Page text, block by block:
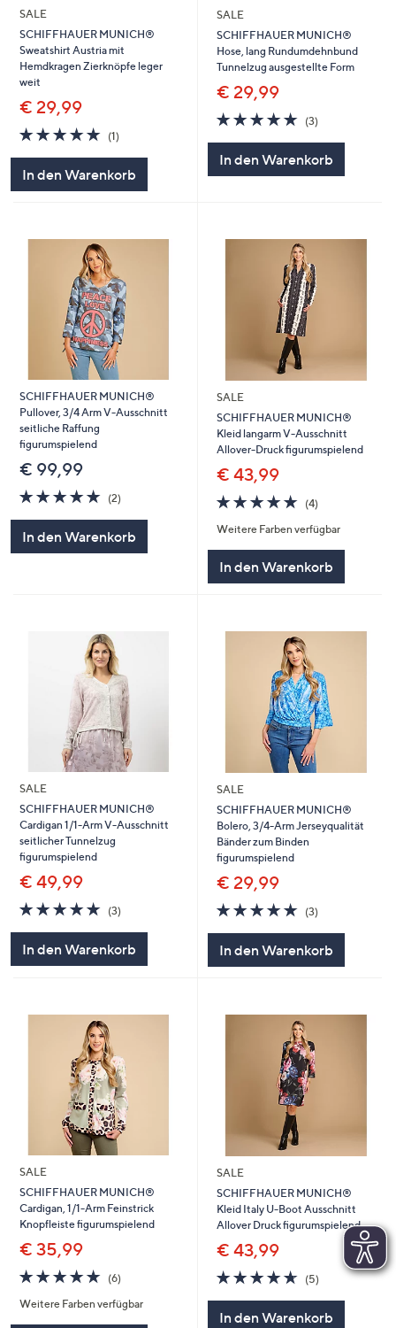
SALE
SCHIFFHAUER MUNICH®
Sweatshirt Austria mit
Hemdkragen Zierknöpfe leger
weit
€ 29,99
5.0
von
(1)1
In den Warenkorb
SALE
SCHIFFHAUER MUNICH®
Hose, lang Rundumdehnbund
Tunnelzug ausgestellte Form
€ 29,99
5.0
von
(3)3
In den Warenkorb
SCHIFFHAUER MUNICH®
Pullover, 3/4 Arm V-Ausschnitt
seitliche Raffung
figurumspielend
€ 99,99
5.0
von
(2)2
In den Warenkorb
SALE
SCHIFFHAUER MUNICH®
Kleid langarm V-Ausschnitt
Allover-Druck figurumspielend
€ 43,99
4.8
von
5
(4)4
Weitere Farben verfügbar
In den Warenkorb
SALE
SCHIFFHAUER MUNICH®
Cardigan 1/1-Arm V-Ausschnitt
seitlicher Tunnelzug
figurumspielend
€ 49,99
4.7
von
(3)3
In den Warenkorb
SALE
SCHIFFHAUER MUNICH®
Bolero, 3/4-Arm Jerseyqualität
Bänder zum Binden
figurumspielend
€ 29,99
4.7
von
(3)3
In den Warenkorb
SALE
SCHIFFHAUER MUNICH®
Cardigan, 1/1-Arm Feinstrick
Knopfleiste figurumspielend
€ 35,99
4.7
von
5
(6)6
Weitere Farben verfügbar
SALE
SCHIFFHAUER MUNICH®
Kleid Italy U-Boot Ausschnitt
Allover Druck figurumspielend
€ 43,99
4.6
von
(5)5
In den Warenkorb